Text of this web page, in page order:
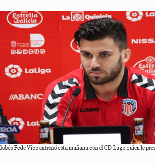
Fede Vico entrenó esta mañana con el CD Lugo quien le